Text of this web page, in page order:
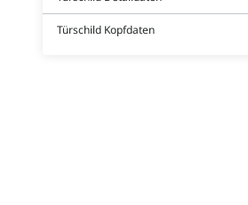
Türschild Kopfdaten